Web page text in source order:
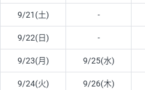
9/21(土) -
9/22(日) -
9/23(月) 9/25(水)
9/24(火) 9/26(木)